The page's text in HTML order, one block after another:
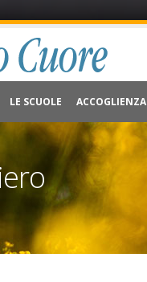
LE SCUOLE ACCOGLIENZA